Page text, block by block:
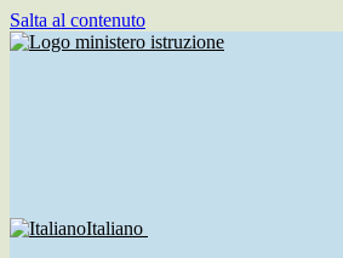
Salta al contenuto
Italiano